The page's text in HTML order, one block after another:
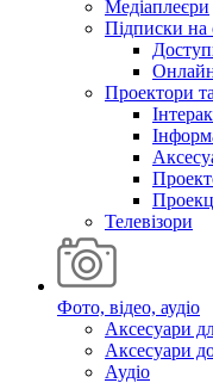
Медіаплеєри
Підписки на
Проектори
Телевізори
Фото, відео, аудіо
Аксесуари
Аксесуари
Аудіо